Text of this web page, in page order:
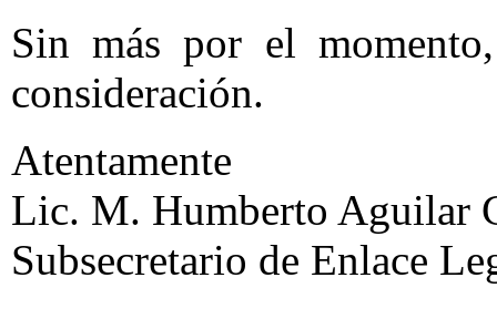
Sin más por el
consideración.
Atentamente
Lic. M. Humberto Aguilar
Subsecretario de Enlace